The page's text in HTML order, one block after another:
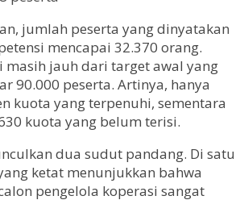
jumlah peserta yang dinyatakan
mencapai 32.370 orang.
masih jauh dari target awal yang
90.000 peserta. Artinya, hanya
kuota yang terpenuhi, sementara
kuota yang belum terisi.
dua sudut pandang. Di satu
ketat menunjukkan bahwa
pengelola koperasi sangat